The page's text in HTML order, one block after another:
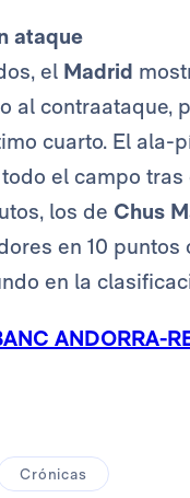
ataque
el Madrid
al contraataque,
cuarto. El ala-
el campo
los de Chus
en 10
en la
ANDORRA-
Crónicas